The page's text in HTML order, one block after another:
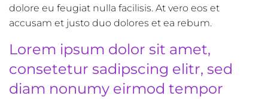
dolore eu feugiat nulla facilisis. At vero eos et
accusam et justo duo dolores et ea rebum.
Lorem ipsum dolor sit amet,
consetetur sadipscing elitr, sed
diam nonumy eirmod tempor